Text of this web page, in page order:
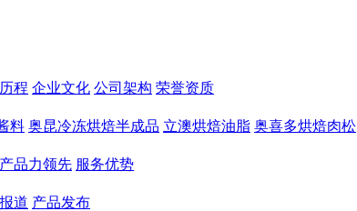
程 企业文化 公司架构 荣誉资质
料 奥昆冷冻烘焙半成品 立澳烘焙油脂 奥喜多烘焙肉松
产品力领先 服务优势
道 产品发布